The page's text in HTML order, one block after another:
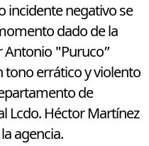
incidente negativo se
dado de la
Antonio "Puruco”
tono errático y violento
de
Lcdo. Héctor Martínez
agencia.